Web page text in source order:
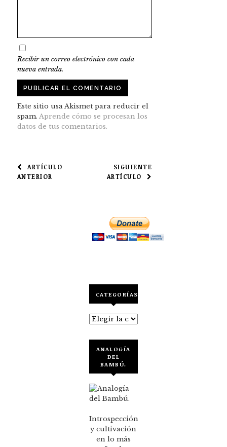
Recibir un correo electrónico con cada
nueva entrada.
Este sitio usa Akismet para reducir el
spam. Aprende cómo se procesan los
datos de tus comentarios.
NAVEGACIÓN
DE
SIGUIENTE
ARTÍCULO
ARTÍCULO
ANTERIOR
CATEGORÍAS
Categorías
ANALOGÍA
DEL
BAMBÚ.
Introspección
y cultivación
en lo más